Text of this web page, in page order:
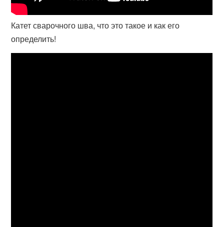
Катет сварочного шва, что это такое и как его
определить!